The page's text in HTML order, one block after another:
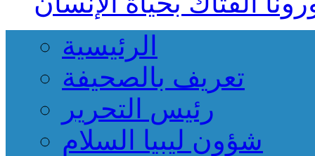
الرئيسية
تعريف بالصحيفة
رئيس التحرير
شؤون ليبيا السلام